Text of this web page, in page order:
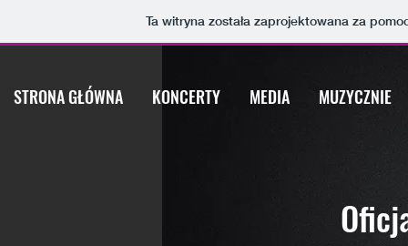
Ta witryna została zaprojektowana za
STRONA GŁÓWNA KONCERTY MEDIA MUZYCZNIE